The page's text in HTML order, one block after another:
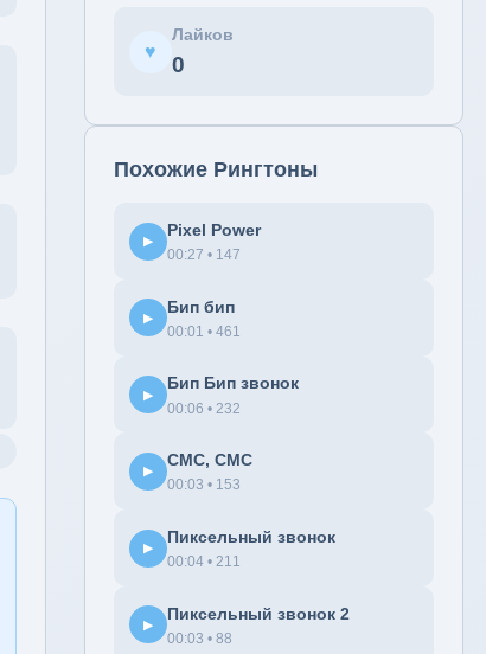
♥
Лайков
0
Похожие Рингтоны
▶
Pixel Power
00:27 • 147
▶
Бип бип
00:01 • 461
▶
Бип Бип звонок
00:06 • 232
▶
СМС, СМС
00:03 • 153
▶
Пиксельный звонок
00:04 • 211
▶
Пиксельный звонок 2
00:03 • 88